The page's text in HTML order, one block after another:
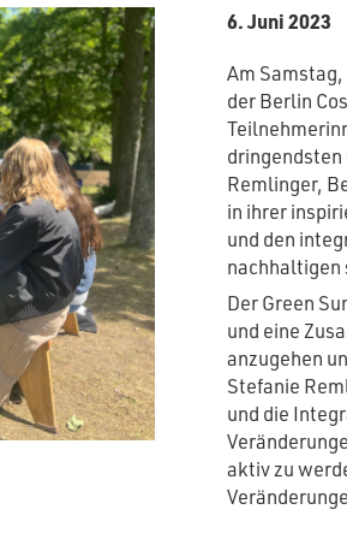
6. Juni 2023
Am
der Berlin
Remlinger,
in ihrer
und den
nachhaltigen
Der Green
und eine
anzugehen
Stefanie
und die
aktiv zu